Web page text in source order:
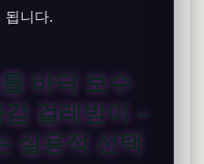
됩니다.
바닥 보수
걸레받이 –
실용적 선택